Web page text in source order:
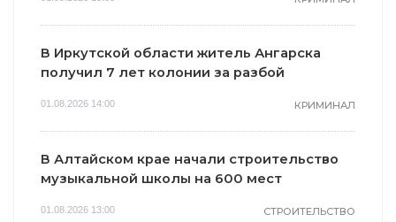
В Иркутской области житель Ангарска
получил 7 лет колонии за разбой
01.08.2026 14:00 КРИМИНАЛ
В Алтайском крае начали строительство
музыкальной школы на 600 мест
01.08.2026 13:00 СТРОИТЕЛЬСТВО